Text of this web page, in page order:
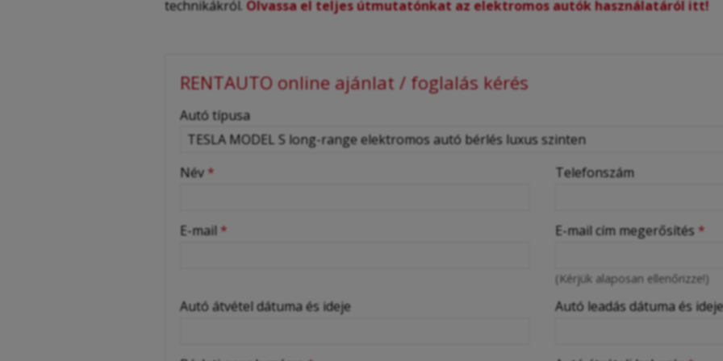
technikákról. Olvassa el teljes útmutatónkat az elektromos autók használatáról itt!
RENTAUTO online ajánlat / foglalás kérés
-
-
Autó típusa
Név * Telefonszám
E-mail * E-mail cím megerősítés *
(Kérjük alaposan ellenőrizze!)
Autó átvétel dátuma és ideje Autó leadás dátuma és ideje